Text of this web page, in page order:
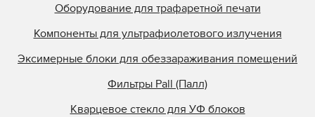
Оборудование для трафаретной печати
Компоненты для ультрафиолетового излучения
Эксимерные блоки для обеззараживания помещений
Фильтры Pall (Палл)
Кварцевое стекло для УФ блоков